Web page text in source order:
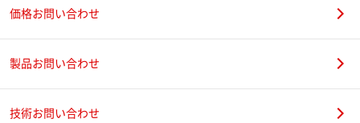
価格お問い合わせ
製品お問い合わせ
技術お問い合わせ